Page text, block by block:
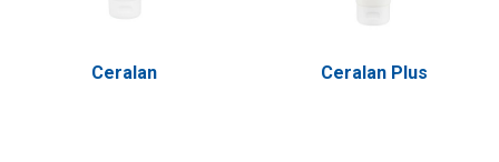
Ceralan Ceralan Plus